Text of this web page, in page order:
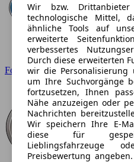
Ford
Wir bzw. Drittanbieter
technologische Mittel,
ähnliche Tools auf
erweiterte
verbessertes
Durch diese erweiterten
wir die Personalisierung
um Ihre Suchvorgänge
fortzusetzen, Ihnen
Nähe anzuzeigen oder
Nachrichten
Wir speichern Ihre E-
diese für
Preisbewertung